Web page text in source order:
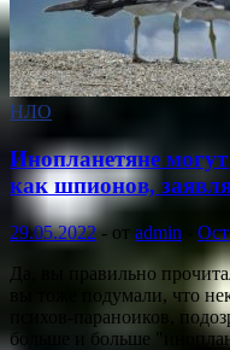
НЛО
Инопланетяне
как шпионов,
29.05.2022- от admin
Да, вы правильно
вы тоже подумали, что
психов-параноиков,
больше и больше